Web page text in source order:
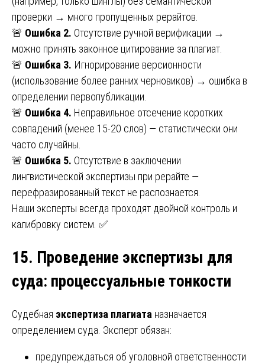
проверки → много пропущенных рерайтов.
🚨 Ошибка 2. Отсутствие ручной верификации →
можно принять законное цитирование за плагиат.
🚨 Ошибка 3. Игнорирование версионности
(использование более ранних черновиков) → ошибка в
определении первопубликации.
🚨 Ошибка 4. Неправильное отсечение коротких
совпадений (менее 15-20 слов) — статистически они
часто случайны.
🚨 Ошибка 5. Отсутствие в заключении
лингвистической экспертизы при рерайте —
перефразированный текст не распознается.
Наши эксперты всегда проходят двойной контроль и
калибровку систем. ✅
15. Проведение экспертизы для
суда: процессуальные тонкости
Судебная экспертиза плагиата назначается
определением суда. Эксперт обязан:
предупреждаться об уголовной ответственности